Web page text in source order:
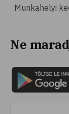
Munkahelyi
Ne